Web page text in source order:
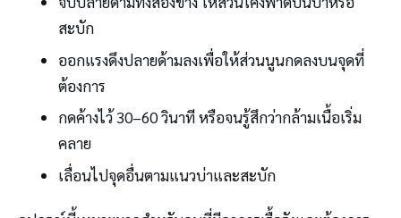
สะบัก
ออกแรงดึงปลายด้ามลงเพื่อให้ส่วนนูนกดลงบนจุดที่
ต้องการ
กดค้างไว้ 30–60 วินาที หรือจนรู้สึกว่ากล้ามเนื้อเริ่ม
คลาย
เลื่อนไปจุดอื่นตามแนวบ่าและสะบัก